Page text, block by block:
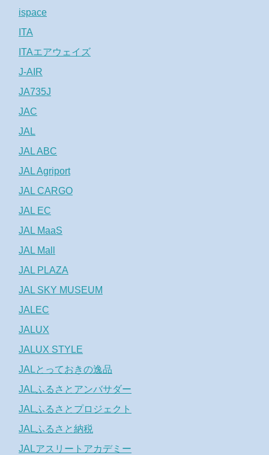
ispace
ITA
ITAエアウェイズ
J-AIR
JA735J
JAC
JAL
JAL ABC
JAL Agriport
JAL CARGO
JAL EC
JAL MaaS
JAL Mall
JAL PLAZA
JAL SKY MUSEUM
JALEC
JALUX
JALUX STYLE
JALとっておきの逸品
JALふるさとアンバサダー
JALふるさとプロジェクト
JALふるさと納税
JALアスリートアカデミー